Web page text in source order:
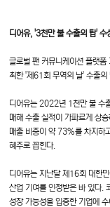
디어유, '3천만 불 수출의 탑' 수
글로벌 팬 커뮤니케이션 플랫
최한 '제61회 무역의 날' 수출의
디어유는 2022년 1천만 불 수
매해 수출 실적이 가파르게 상
매출 비중이 약 73%를 차지하
혜주로 꼽힌다.
디어유는 지난달 제16회 대한
산업 기여를 인정받은 바 있다.
성장 가능성을 입증한 기업에